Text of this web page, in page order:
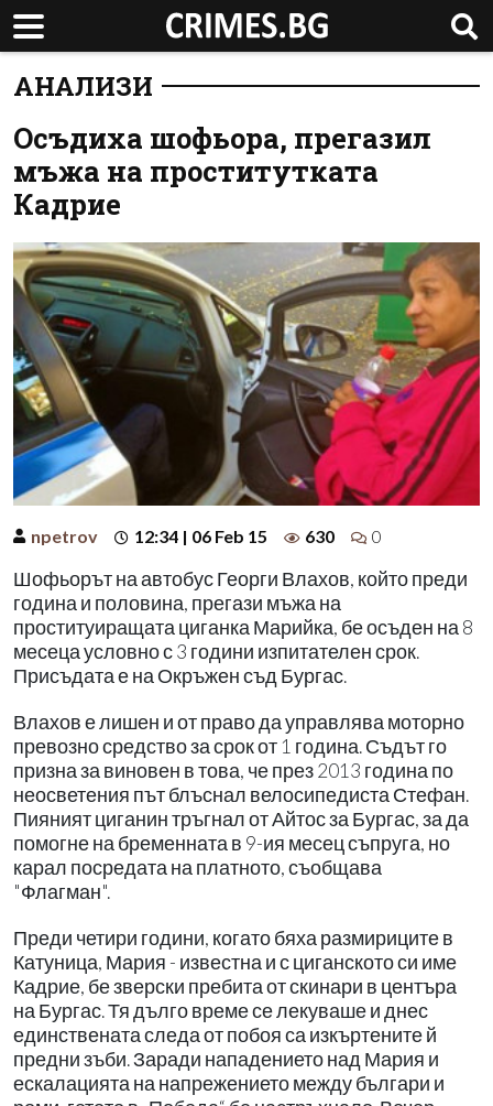
АНАЛИЗИ
Осъдиха шофьора, прегазил
мъжа на проститутката
Кадрие
npetrov 12:34 | 06 Feb 15 630 0
Шофьорът на автобус Георги Влахов, който преди
година и половина, прегази мъжа на
проституиращата циганка Марийка, бе осъден на 8
месеца условно с 3 години изпитателен срок.
Присъдата е на Окръжен съд Бургас.
Влахов е лишен и от право да управлява моторно
превозно средство за срок от 1 година. Съдът го
призна за виновен в това, че през 2013 година по
неосветения път блъснал велосипедиста Стефан.
Пияният циганин тръгнал от Айтос за Бургас, за да
помогне на бременната в 9-ия месец съпруга, но
карал посредата на платното, съобщава
"Флагман".
Преди четири години, когато бяха размириците в
Катуница, Мария - известна и с циганското си име
Кадрие, бе зверски пребита от скинари в центъра
на Бургас. Тя дълго време се лекуваше и днес
единствената следа от побоя са изкъртените й
предни зъби. Заради нападението над Мария и
ескалацията на напрежението между българи и